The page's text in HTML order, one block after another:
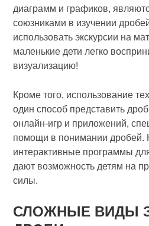
диаграмм и графиков,
союзниками в изучении
использовать экскурсии на
маленькие дети легко
визуализацию!
Кроме того, использование
один способ представить
онлайн-игр и приложений,
помощи в понимании дробей.
интерактивные программы
дают возможность детям на
силы.
СЛОЖНЫЕ ВИДЫ